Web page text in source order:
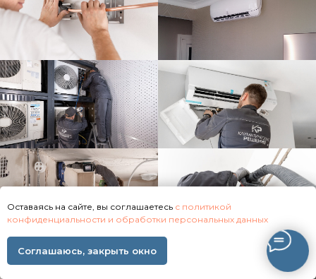
Оставаясь на сайте, вы соглашаетесь с политикой
конфиденциальности и обработки персональных данных
Соглашаюсь, закрыть окно